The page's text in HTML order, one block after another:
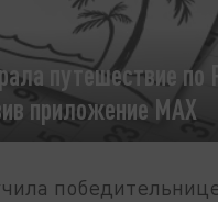
путешествие по
приложение MAX